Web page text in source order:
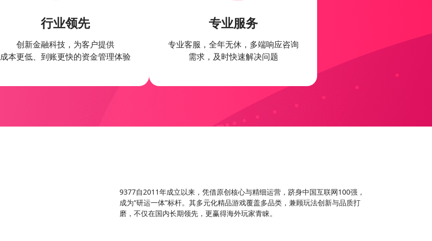
行业领先
创新金融科技，为客户提供
成本更低、到账更快的资金管理体验
专业服务
专业客服，全年无休，多端响应咨询
需求，及时快速解决问题
9377自2011年成立以来，凭借原创核心与精细运营，跻身中国互联网100强，
成为“研运一体”标杆。其多元化精品游戏覆盖多品类，兼顾玩法创新与品质打
磨，不仅在国内长期领先，更赢得海外玩家青睐。